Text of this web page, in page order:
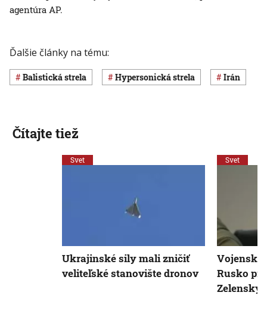
agentúra AP.
Ďalšie články na tému:
balistická strela hypersonická strela Irán
Čítajte tiež
Svet
Ukrajinské sily mali zničiť
veliteľské stanovište dronov
Svet
Vojenská
Rusko
Zelenskyj